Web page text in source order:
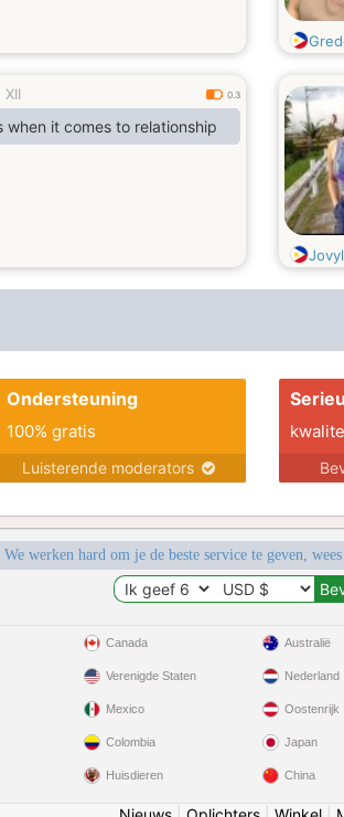
XII 0.3
when it comes to relationship
Ondersteuning
100% gratis
Luisterende moderators
We werken hard om je de beste service te geven,
Canada
Verenigde Staten
Mexico
Colombia
Huisdieren
Australië
Nederland
Oostenrijk
Japan
China